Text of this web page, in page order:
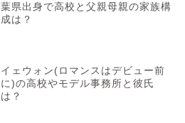
葉県出身で高校と父親母親の家族構
成は？
イェウォン(ロマンスはデビュー前
に)の高校やモデル事務所と彼氏
は？